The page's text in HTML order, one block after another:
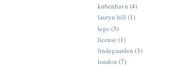
københavn (4)
lauryn hill (1)
lego (3)
license (1)
lindegaarden (3)
london (7)